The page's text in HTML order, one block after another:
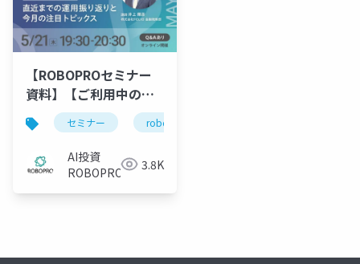
【ROBOPROセミナー
資料】【ご利用中の方
向け】2026年5月 AI予
測と市況がわかる 直
近までの運用振り返り
と今月の注目トピック
ス
セミナー robopro
AI投資
ROBOPRO
3.8K